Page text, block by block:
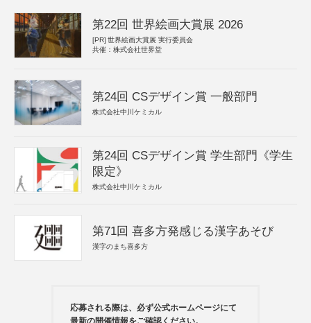
第22回 世界絵画大賞展 2026
[PR] 世界絵画大賞展 実行委員会
共催：株式会社世界堂
第24回 CSデザイン賞 一般部門
株式会社中川ケミカル
第24回 CSデザイン賞 学生部門《学生
限定》
株式会社中川ケミカル
第71回 喜多方発感じる漢字あそび
漢字のまち喜多方
応募される際は、必ず公式ホームページにて
最新の開催情報をご確認ください。